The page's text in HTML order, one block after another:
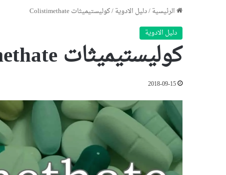
الرئيسية/دليل الادوية/كوليستيميثات Colistimethate
دليل الادوية
كوليستيميثات Colistimethate
2018-09-15